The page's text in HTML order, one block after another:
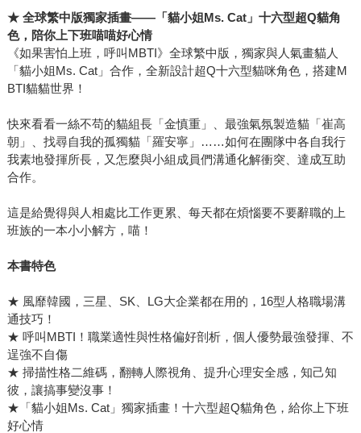
★ 全球繁中版獨家插畫——「貓小姐Ms. Cat」十六型超Q貓角
色，陪你上下班喵喵好心情
《如果害怕上班，呼叫MBTI》全球繁中版，獨家與人氣畫貓人
「貓小姐Ms. Cat」合作，全新設計超Q十六型貓咪角色，搭建M
BTI貓貓世界！
快來看看一絲不苟的貓組長「金慎重」、最強氣氛製造貓「崔高
朝」、找尋自我的孤獨貓「羅安寧」……如何在團隊中各自我行
我素地發揮所長，又怎麼與小組成員們溝通化解衝突、達成互助
合作。
這是給覺得與人相處比工作更累、每天都在煩惱要不要辭職的上
班族的一本小小解方，喵！
本書特色
★ 風靡韓國，三星、SK、LG大企業都在用的，16型人格職場溝
通技巧！
★ 呼叫MBTI！職業適性與性格偏好剖析，個人優勢最強發揮、不
逞強不自傷
★ 掃描性格二維碼，翻轉人際視角、提升心理安全感，知己知
彼，讓搞事變沒事！
★「貓小姐Ms. Cat」獨家插畫！十六型超Q貓角色，給你上下班
好心情